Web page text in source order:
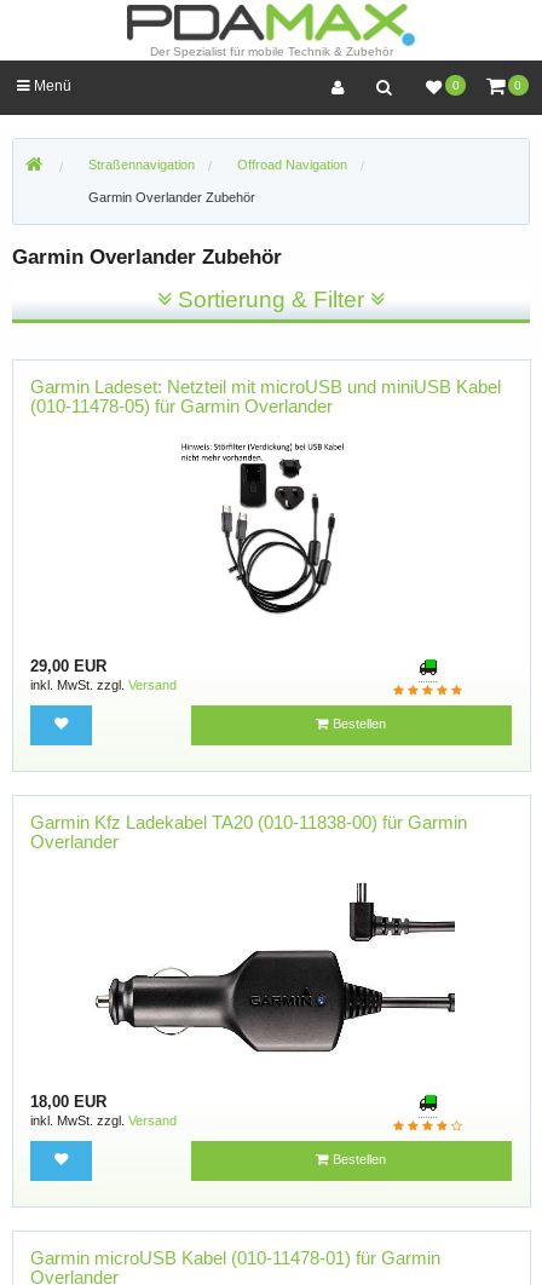
Der Spezialist für mobile Technik & Zubehör
0 0
Menü
Straßennavigation Offroad Navigation
Garmin Overlander Zubehör
Garmin Overlander Zubehör
Sortierung & Filter
Garmin Ladeset: Netzteil mit microUSB und miniUSB Kabel
(010-11478-05) für Garmin Overlander
29,00 EUR
inkl. MwSt. zzgl. Versand
Bestellen
Garmin Kfz Ladekabel TA20 (010-11838-00) für Garmin
Overlander
18,00 EUR
inkl. MwSt. zzgl. Versand
Bestellen
Garmin microUSB Kabel (010-11478-01) für Garmin
Overlander